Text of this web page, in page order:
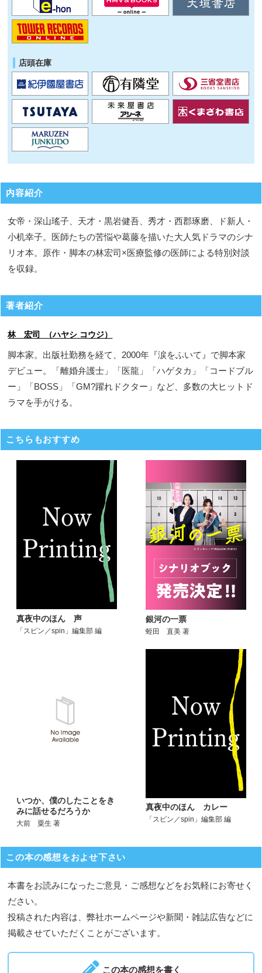
店頭在庫
内容紹介
女帝・深山瑤子、天才・黒岩健吾、秀才・西郡琢磨、ド新人・
小机幸子。医師たちの苦悩や葛藤を描いた大人気ドラマのシナ
リオ本。原作・脚本の林宏司×医療監修の医師による特別対談
を収録。
著者紹介
林 宏司 （ハヤシ コウジ）
脚本家。出版社勤務を経て、2000年『涙をふいて』で脚本家
デビュー。「離婚弁護士」「医龍」「ハゲタカ」「コードブル
ー」「BOSS」「GM?躍れドクター」など、多数の大ヒットド
ラマを手がける。
こちらもおすすめ
真夜中のほん 声
「スピン／spin」編集部 編
銀河の一票
蛭田 直美 著
いつか、僕のしたことをき
みに話せるだろうか
大前 粟生 著
真夜中のほん カレー
「スピン／spin」編集部 編
この本の感想をおよせ下さい
本書をお読みになったご意見・ご感想などをお気軽にお寄せく
ださい。
投稿された内容は、弊社ホームページや新聞・雑誌広告などに
掲載させていただくことがございます。
この本の感想を書く